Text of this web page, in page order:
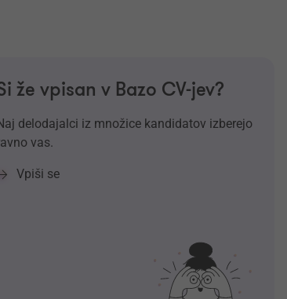
že vpisan v Bazo CV-jev?
delodajalci iz množice kandidatov izberejo
vas.
Vpiši se